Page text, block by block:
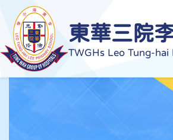
東華三院
TWGHs Leo Tung-hai